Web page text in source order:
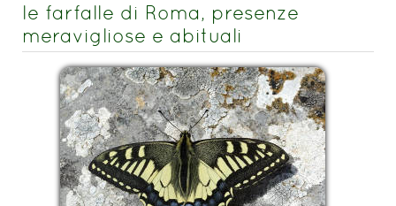
le farfalle di Roma, presenze
meravigliose e abituali